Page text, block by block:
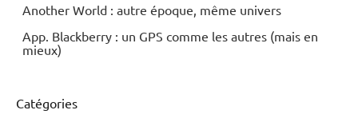
Another World : autre époque, même univers
App. Blackberry : un GPS comme les autres (mais en
mieux)
Catégories